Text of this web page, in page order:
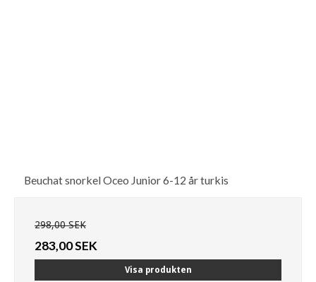
Beuchat snorkel Oceo Junior 6-12 år turkis
298,00 SEK
283,00 SEK
Visa produkten